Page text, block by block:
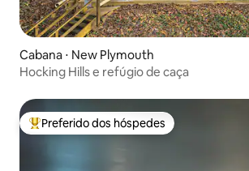
Cabana ⋅ New Plymouth
Hocking Hills e refúgio de caça
Entre os melhores preferidos dos hóspedes
Preferido dos hóspedes